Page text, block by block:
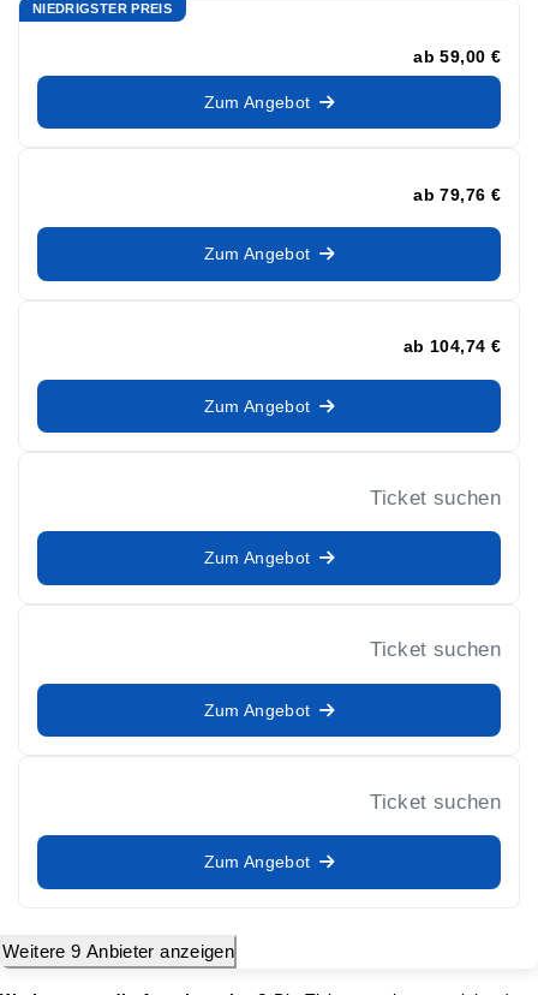
NIEDRIGSTER PREIS
ab 59,00 €
Zum Angebot
ab 79,76 €
Zum Angebot
ab 104,74 €
Zum Angebot
Ticket suchen
Zum Angebot
Ticket suchen
Zum Angebot
Ticket suchen
Zum Angebot
Weitere 9 Anbieter anzeigen